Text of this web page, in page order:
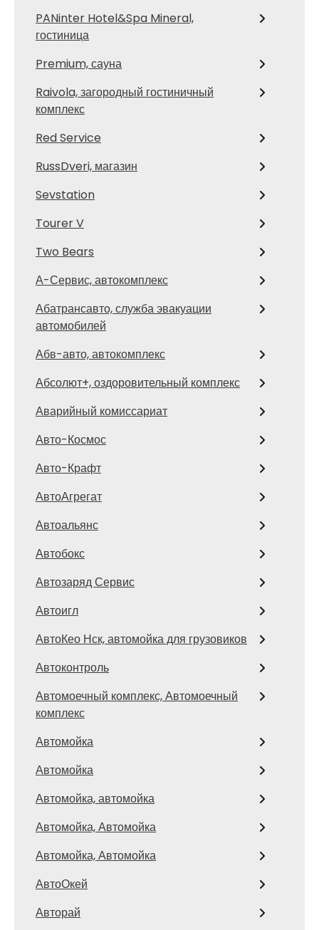
PANinter Hotel&Spa Mineral,
гостиница
Premium, сауна
Raivola, загородный гостиничный
комплекс
Red Service
RussDveri, магазин
Sevstation
Tourer V
Two Bears
А-Сервис, автокомплекс
Абатрансавто, служба эвакуации
автомобилей
Абв-авто, автокомплекс
Абсолют+, оздоровительный комплекс
Аварийный комиссариат
Авто-Космос
Авто-Крафт
АвтоАгрегат
Автоальянс
Автобокс
Автозаряд Сервис
Автоигл
АвтоКео Нск, автомойка для грузовиков
Автоконтроль
Автомоечный комплекс, Автомоечный
комплекс
Автомойка
Автомойка
Автомойка, автомойка
Автомойка, Автомойка
Автомойка, Автомойка
АвтоОкей
Авторай